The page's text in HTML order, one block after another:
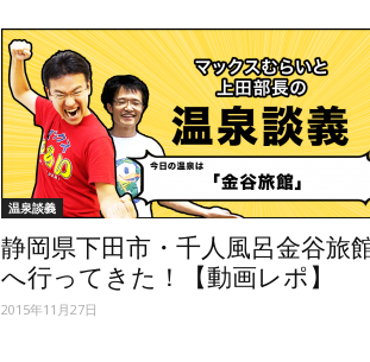
温泉談義
静岡県下田市・千人風呂金谷旅
へ行ってきた！【動画レポ】
2015年11月27日